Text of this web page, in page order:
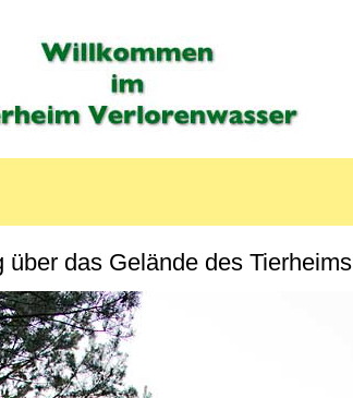
über das Gelände des Tierheims